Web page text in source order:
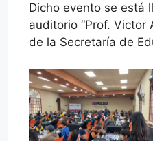
Dicho evento se está
auditorio “Prof. Victor
de la Secretaría de